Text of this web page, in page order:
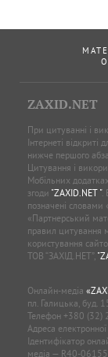
ZAXID.NET
При цитуванні і
Інтернеті
нижче першого
Цитування і
Мобільних
згоди "ZAXID.NET ".
позначені
«Партнерський
правил цитування
користування
ТОВ “ЗАХІД.НЕТ”,
Онлайн-медіа
пл. Галицька, буд.
Телефон +380 (32)
Адреса
Ідентифікатор
медіа — R40-06155